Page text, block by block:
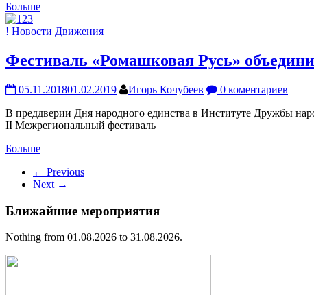
Больше
! Новости Движения
Фестиваль «Ромашковая Русь»
05.11.201801.02.2019 Игорь Кочубеев
0 коментариев
В преддверии Дня народного единства в Институте Дружбы
II Межрегиональный фестиваль
Больше
← Previous
Next →
Ближайшие мероприятия
Nothing from 01.08.2026 to 31.08.2026.